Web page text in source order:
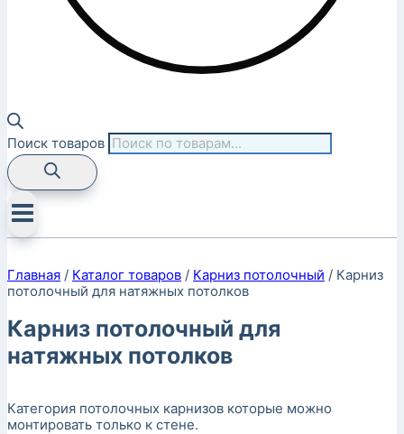
Поиск товаров
Главная / Каталог товаров / Карниз потолочный / Карниз
потолочный для натяжных потолков
Карниз потолочный для
натяжных потолков
Категория потолочных карнизов которые можно
монтировать только к стене.